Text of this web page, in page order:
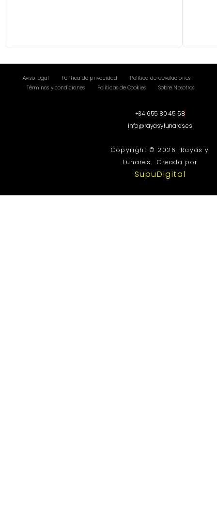
Aviso legal Política de privacidad
Política de devoluciones
Términos y condiciones
Políticas de Cookies Sobre Nosotros
+34 655 80 45 58
info@rayasylunares.es
Copyright © 2026 Rayas y
Lunares. Creada por
SupuDigital